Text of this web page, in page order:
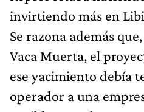
invirtiendo más en
Se razona además
Vaca Muerta, el
ese yacimiento debía
operador a una